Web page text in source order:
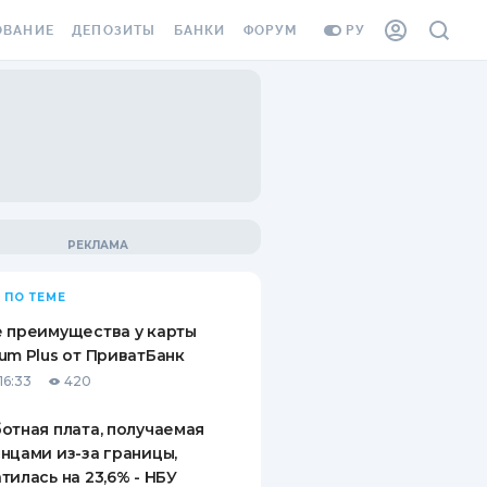
РУ
ВИНЬЕТКА
СОТРУДНИКОВ
ОТ
СЛУЧАЕВ
ДЕПОЗИТЫ
ВОПРОСЫ И ОТВЕТЫ
ПУТЕВОДИТЕЛИ ПО
БАНКИ ФОРУМ
ПО ТЕМЕ
преимущества у карты
Plus от ПриватБанк
420
плата, получаемая
из-за границы,
на 23,6% - НБУ